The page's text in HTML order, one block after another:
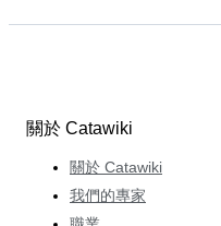
關於 Catawiki
關於 Catawiki
我們的專家